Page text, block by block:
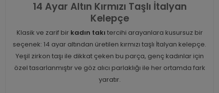
14 Ayar Altın Kırmızı Taşlı İtalyan
Kelepçe
Klasik ve zarif bir kadın takı tercihi arayanlara kusursuz bir
seçenek: 14 ayar altından üretilen kırmızı taşlı İtalyan kelepçe.
Yeşil zirkon taşı ile dikkat çeken bu parça, genç kadınlar için
özel tasarlanmıştır ve göz alıcı parlaklığı ile her ortamda fark
yaratır.